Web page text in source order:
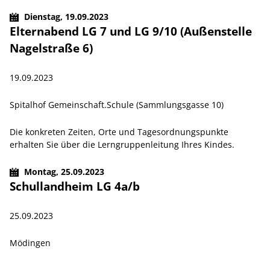
Dienstag, 19.09.2023
Elternabend LG 7 und LG 9/10 (Außenstelle
Nagelstraße 6)
19.09.2023
Spitalhof Gemeinschaft.Schule (Sammlungsgasse 10)
Die konkreten Zeiten, Orte und Tagesordnungspunkte
erhalten Sie über die Lerngruppenleitung Ihres Kindes.
Montag,25.09.2023
Schullandheim LG 4a/b
25.09.2023
Mödingen